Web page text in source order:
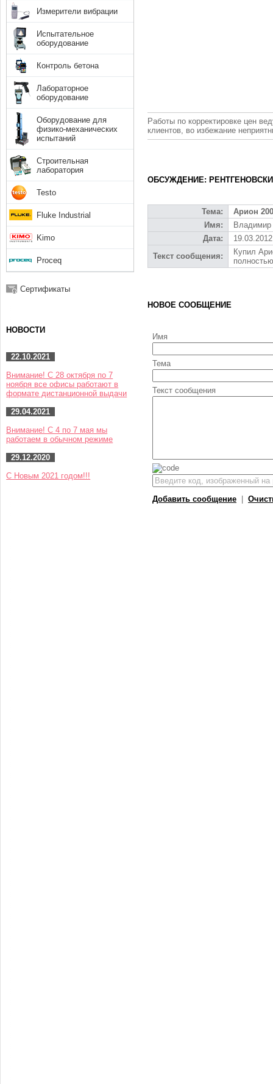
Работы по корректировке цен
клиентов, во избежание
ОБСУЖДЕНИЕ:
Тема:
Арион 200
Имя:
Владимир
Дата:
Текст сообщения:
Купил
НОВОЕ СООБЩЕНИЕ
Имя
Тема
Текст сообщения
Добавить сообщение
Измерители вибрации
Испытательное
оборудование
Контроль бетона
Лабораторное
оборудование
Оборудование для
физико-механических
испытаний
Строительная
лаборатория
Testo
Fluke Industrial
Kimo
Proceq
Сертификаты
НОВОСТИ
22.10.2021
Внимание! С 28 октября по 7
ноября все офисы работают в
формате дистанционной выдачи
29.04.2021
Внимание! С 4 по 7 мая мы
работаем в обычном режиме
29.12.2020
С Новым 2021 годом!!!